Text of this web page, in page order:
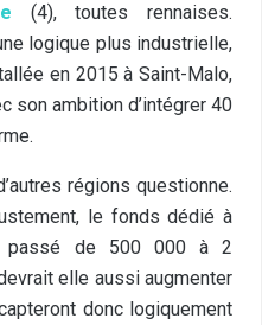
(4), toutes rennaises.
logique plus industrielle,
en 2015 à Saint-Malo,
son ambition d’intégrer 40
régions questionne.
le fonds dédié à
passé de 500 000 à 2
elle aussi augmenter
donc logiquement